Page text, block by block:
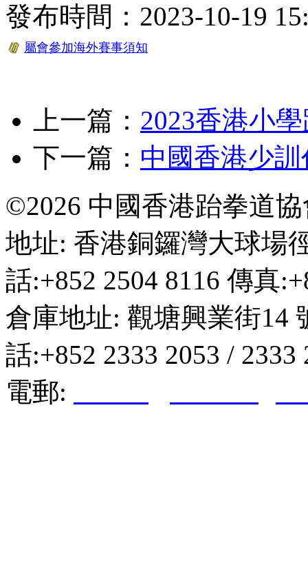
發布時間：2023-10-19
屬會參加海外賽事須知
上一篇： 2023香港小
下一篇： 中國香港少
©2026 中國香港跆拳道
地址: 香港銅鑼灣大球場
話:+852 2504 8116 傳真
倉庫地址: 觀塘興業街14
話:+852 2333 2053 /
電郵: